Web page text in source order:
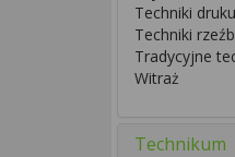
Techniki
Techniki
Tradycyjne
Witraż
Technikum